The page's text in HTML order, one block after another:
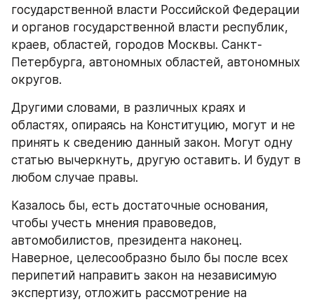
государственной власти Российской Федерации
и органов государственной власти республик,
краев, областей, городов Москвы. Санкт-
Петербурга, автономных областей, автономных
округов.
Другими словами, в различных краях и
областях, опираясь на Конституцию, могут и не
принять к сведению данный закон. Могут одну
статью вычеркнуть, другую оставить. И будут в
любом случае правы.
Казалось бы, есть достаточные основания,
чтобы учесть мнения правоведов,
автомобилистов, президента наконец.
Наверное, целесообразно было бы после всех
перипетий направить закон на независимую
экспертизу, отложить рассмотрение на